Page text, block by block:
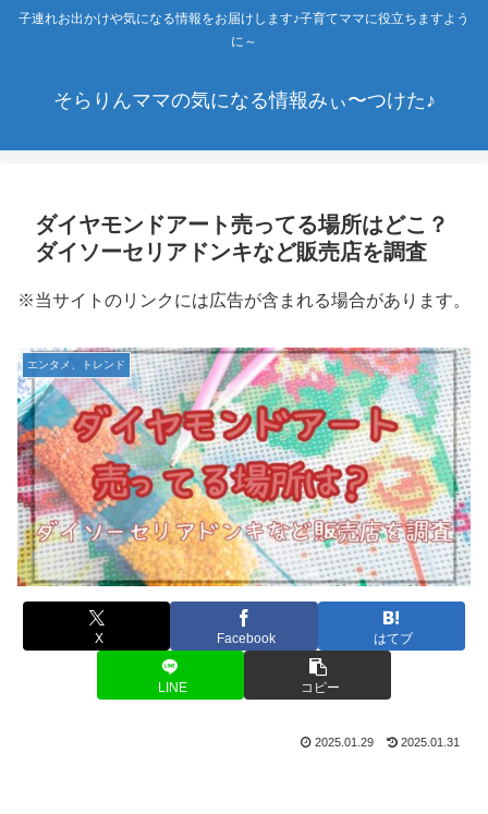
子連れお出かけや気になる情報をお届けします♪子育てママに役立ちますよう
に～
そらりんママの気になる情報みぃ〜つけた♪
ダイヤモンドアート売ってる場所はどこ？
ダイソーセリアドンキなど販売店を調査
※当サイトのリンクには広告が含まれる場合があります。
エンタメ、トレンド
X Facebook はてブ
LINE コピー
2025.01.29 2025.01.31